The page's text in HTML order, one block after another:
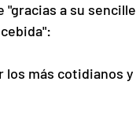
"gracias a su
los más cotidianos